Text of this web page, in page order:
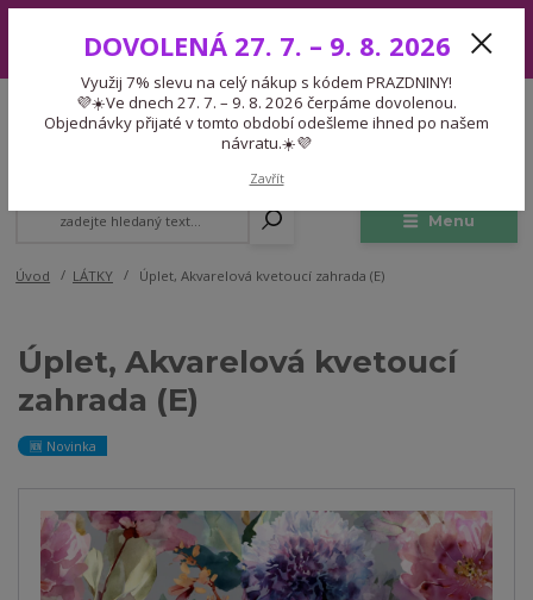
7. – 9. 8. 2026 čerpáme dovolenou. Objednávky přijaté v tomto období
odešleme ihned po našem návratu.☀️💜
Menu
CZK
Expedice 775 866 913
Po-Čt 9-15:30 Pá 9-14:30 Pauza 13-13:45
Úvod LÁTKY Úplet, Akvarelová kvetoucí zahrada (E)
Úplet, Akvarelová kvetoucí
zahrada (E)
🆕 Novinka
DOVOLENÁ 27. 7. – 9. 8. 2026
Využij 7% slevu na celý nákup s kódem PRAZDNINY!
💜☀️Ve dnech 27. 7. – 9. 8. 2026 čerpáme dovolenou.
Objednávky přijaté v tomto období odešleme ihned po našem
návratu.☀️💜
Zavřít